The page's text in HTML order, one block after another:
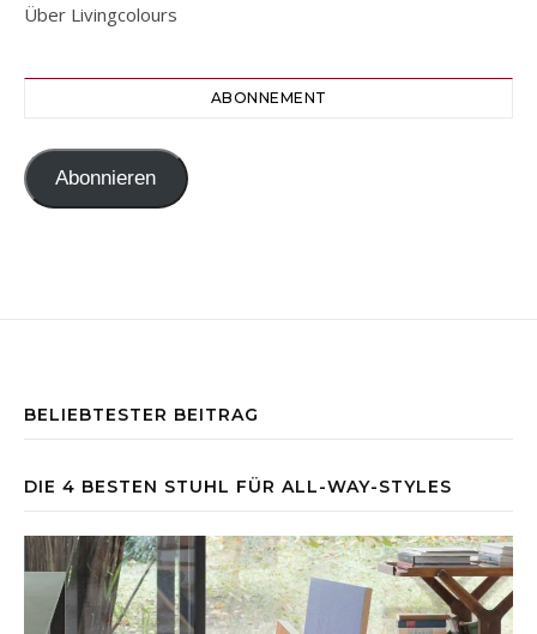
Über Livingcolours
ABONNEMENT
Abonnieren
BELIEBTESTER BEITRAG
DIE 4 BESTEN STUHL FÜR ALL-WAY-STYLES